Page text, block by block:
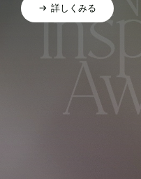
詳しくみる